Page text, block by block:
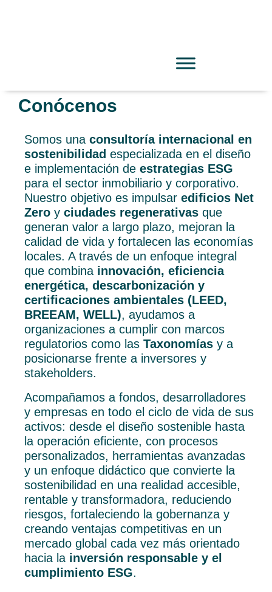
Conócenos
Somos una consultoría internacional en
sostenibilidad especializada en el diseño
e implementación de estrategias ESG
para el sector inmobiliario y corporativo.
Nuestro objetivo es impulsar edificios Net
Zero y ciudades regenerativas que
generan valor a largo plazo, mejoran la
calidad de vida y fortalecen las economías
locales. A través de un enfoque integral
que combina innovación, eficiencia
energética, descarbonización y
certificaciones ambientales (LEED,
BREEAM, WELL), ayudamos a
organizaciones a cumplir con marcos
regulatorios como las Taxonomías y a
posicionarse frente a inversores y
stakeholders.
Acompañamos a fondos, desarrolladores
y empresas en todo el ciclo de vida de sus
activos: desde el diseño sostenible hasta
la operación eficiente, con procesos
personalizados, herramientas avanzadas
y un enfoque didáctico que convierte la
sostenibilidad en una realidad accesible,
rentable y transformadora, reduciendo
riesgos, fortaleciendo la gobernanza y
creando ventajas competitivas en un
mercado global cada vez más orientado
hacia la inversión responsable y el
cumplimiento ESG.